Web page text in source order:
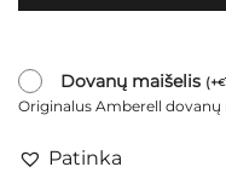
Dovanų maišelis (+€
Originalus Amberell dovanų
Patinka